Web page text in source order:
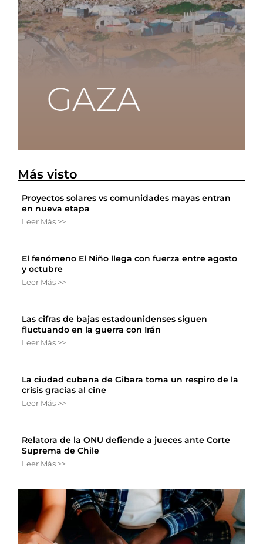
Más visto
Proyectos solares vs comunidades mayas entran
en nueva etapa
Leer Más >>
El fenómeno El Niño llega con fuerza entre agosto
y octubre
Leer Más >>
Las cifras de bajas estadounidenses siguen
fluctuando en la guerra con Irán
Leer Más >>
La ciudad cubana de Gibara toma un respiro de la
crisis gracias al cine
Leer Más >>
Relatora de la ONU defiende a jueces ante Corte
Suprema de Chile
Leer Más >>